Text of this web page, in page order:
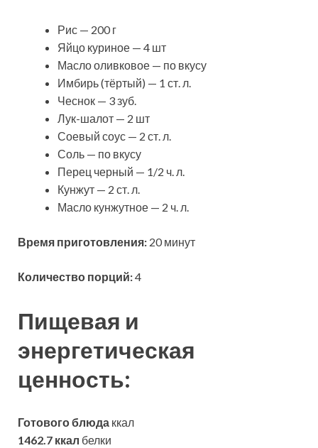
Рис — 200 г
Яйцо куриное — 4 шт
Масло оливковое — по вкусу
Имбирь (тёртый) — 1 ст. л.
Чеснок — 3 зуб.
Лук-шалот — 2 шт
Соевый соус — 2 ст. л.
Соль — по вкусу
Перец черный — 1/2 ч. л.
Кунжут — 2 ст. л.
Масло кунжутное — 2 ч. л.
Время приготовления: 20 минут
Количество порций:4
Пищевая и
энергетическая
ценность:
Готового блюда ккал
1462.7 ккал белки